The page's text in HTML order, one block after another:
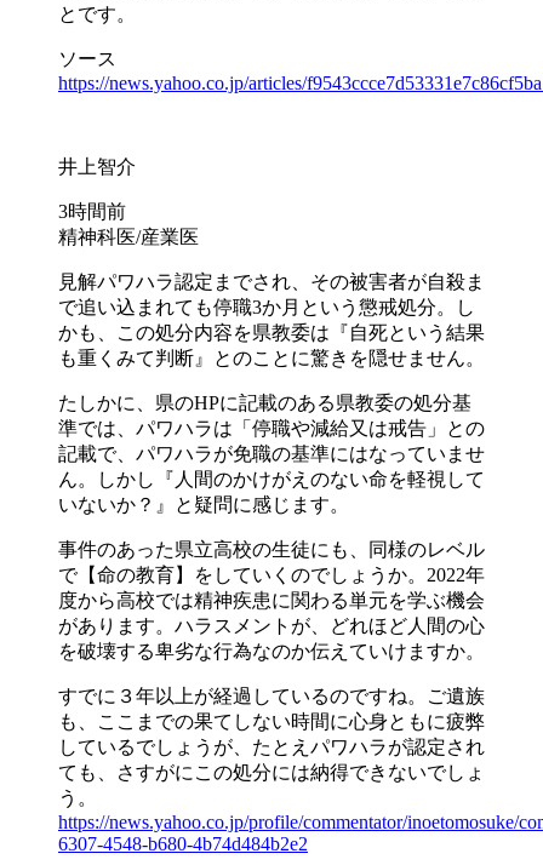
とです。
ソース
https://news.yahoo.co.jp/articles/
井上智介
3時間前
精神科医/産業医
見解パワハラ認定までされ、その被害者が自殺ま
で追い込まれても停職3か月という懲戒処分。し
かも、この処分内容を県教委は『自死という結果
も重くみて判断』とのことに驚きを隠せません。
たしかに、県のHPに記載のある県教委の処分基
準では、パワハラは「停職や減給又は戒告」との
記載で、パワハラが免職の基準にはなっていませ
ん。しかし『人間のかけがえのない命を軽視して
いないか？』と疑問に感じます。
事件のあった県立高校の生徒にも、同様のレベル
で【命の教育】をしていくのでしょうか。2022年
度から高校では精神疾患に関わる単元を学ぶ機会
があります。ハラスメントが、どれほど人間の心
を破壊する卑劣な行為なのか伝えていけますか。
すでに３年以上が経過しているのですね。ご遺族
も、ここまでの果てしない時間に心身ともに疲弊
しているでしょうが、たとえパワハラが認定され
ても、さすがにこの処分には納得できないでしょ
う。
https://news.yahoo.co.jp/profile/commentator/inoetomosuke/
6307-4548-b680-4b74d484b2e2